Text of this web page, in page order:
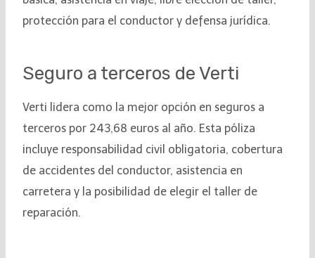
protección para el conductor y defensa jurídica.
Seguro a terceros de Verti
Verti lidera como la mejor opción en seguros a
terceros por 243,68 euros al año. Esta póliza
incluye responsabilidad civil obligatoria, cobertura
de accidentes del conductor, asistencia en
carretera y la posibilidad de elegir el taller de
reparación.